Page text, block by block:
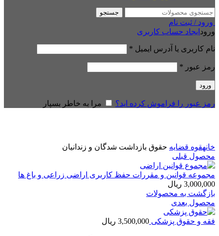
جستجو
ورود / ثبت نام
ورود ایجاد حساب کاربری
نام کاربری یا آدرس ایمیل *
رمز عبور *
ورود
رمز عبور را فراموش کرده اید؟ مرا به خاطر بسپار
خانهقوه قضایه حقوق بازداشت شدگان و زندانیان
محصول قبلی
مجموعه قوانین و مقررات حفظ کاربری اراضی زراعی و باغ ها
3,000,000 ریال
بازگشت به محصولات
محصول بعدی
فقه و حقوق پزشکی 3,500,000 ریال